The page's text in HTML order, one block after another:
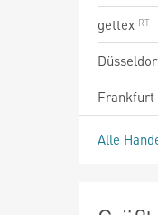
gettex
Frankfurt
Alle